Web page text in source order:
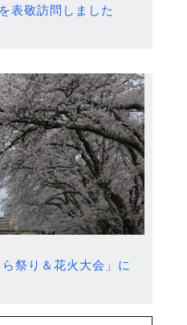
表敬訪問しました
祭り＆花火大会」に